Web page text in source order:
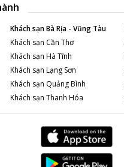
Khách sạnBà Rịa - Vũng Tàu
Khách sạn Cần Thơ
Khách sạn Hà Tĩnh
Khách sạn Lạng Sơn
Khách sạn Quảng Bình
Khách sạn Thanh Hóa